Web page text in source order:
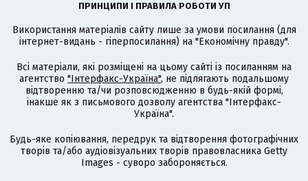
ПРИНЦИПИ І ПРАВИЛА РОБОТИ УП
Використання матеріалів сайту лише за умови посилання (для
інтернет-видань - гіперпосилання) на "Економічну правду".
Всі матеріали, які розміщені на цьому сайті із посиланням на
агентство "Інтерфакс-Україна", не підлягають подальшому
відтворенню та/чи розповсюдженню в будь-якій формі,
інакше як з письмового дозволу агентства "Інтерфакс-
Україна".
Будь-яке копіювання, передрук та відтворення фотографічних
творів та/або аудіовізуальних творів правовласника Getty
Images - суворо забороняється.